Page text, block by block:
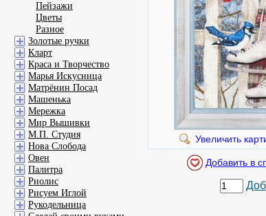
Увеличить
Пейзажи
Цветы
Разное
Золотые ручки
Кларт
Краса и Творчество
Марья Искусница
Матрёнин Посад
Машенька
Мережка
Мир Вышивки
М.П. Студия
Нова Слобода
Овен
Палитра
Риолис
Рисуем Иглой
Рукодельница